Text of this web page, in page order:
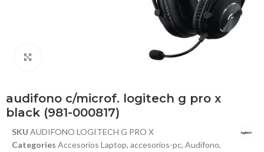
audifono c/microf. logitech g pro x
black (981-000817)
SKU AUDIFONO LOGITECH G PRO X
Categories Accesorios Laptop, accesorios-pc, Audifono,